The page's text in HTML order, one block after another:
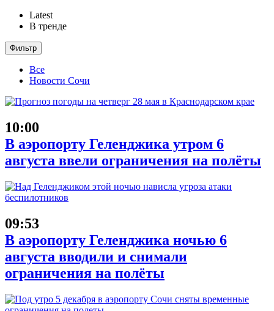
Latest
В тренде
Фильтр
Все
Новости Сочи
10:00
В аэропорту Геленджика утром 6
августа ввели ограничения на полёты
09:53
В аэропорту Геленджика ночью 6
августа вводили и снимали
ограничения на полёты